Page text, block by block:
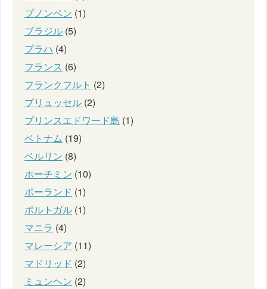
プノンペン (1)
ブラジル (5)
プラハ (4)
フランス (6)
フランクフルト (2)
ブリュッセル (2)
プリンスエドワード島 (1)
ベトナム (19)
ベルリン (8)
ホーチミン (10)
ポーランド (1)
ポルトガル (1)
マニラ (4)
マレーシア (11)
マドリッド (2)
ミュンヘン (2)